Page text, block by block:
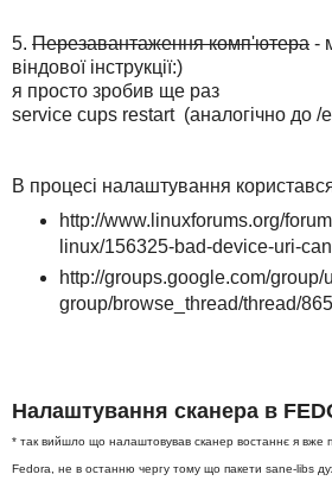
5. Перезавантаження комп'ютера -
віндової інструкції:)
я просто зробив ще раз
service cups restart (аналогічно до /
В процесі налаштування
http://www.linuxforums.org/
linux/156325-bad-device-uri-
http://groups.google.com/
group/browse_thread/thread/
Налаштування сканера в
* так вийшло що налаштовував сканер востаннє я вже
Fedora, не в останню чергу тому що пакети sane-libs